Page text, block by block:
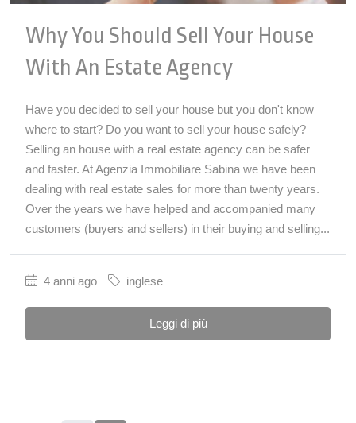
Why You Should Sell Your House
With An Estate Agency
Have you decided to sell your house but you don't know
where to start? Do you want to sell your house safely?
Selling an house with a real estate agency can be safer
and faster. At Agenzia Immobiliare Sabina we have been
dealing with real estate sales for more than twenty years.
Over the years we have helped and accompanied many
customers (buyers and sellers) in their buying and selling...
4 anni ago inglese
Leggi di più